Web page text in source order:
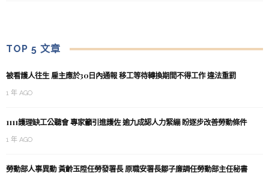
TOP 5 文章
被看護人往生 雇主應於30日內通報 移工等待轉換期間不得工作 違法重罰
1 年 AGO
1111護理缺工公聽會 專家籲引進護佐 逾九成認人力緊繃 盼逐步改善勞動條件
1 年 AGO
勞動部人事異動 黃齡玉陞任勞發署長 原職安署長鄒子廉調任勞動部主任秘書